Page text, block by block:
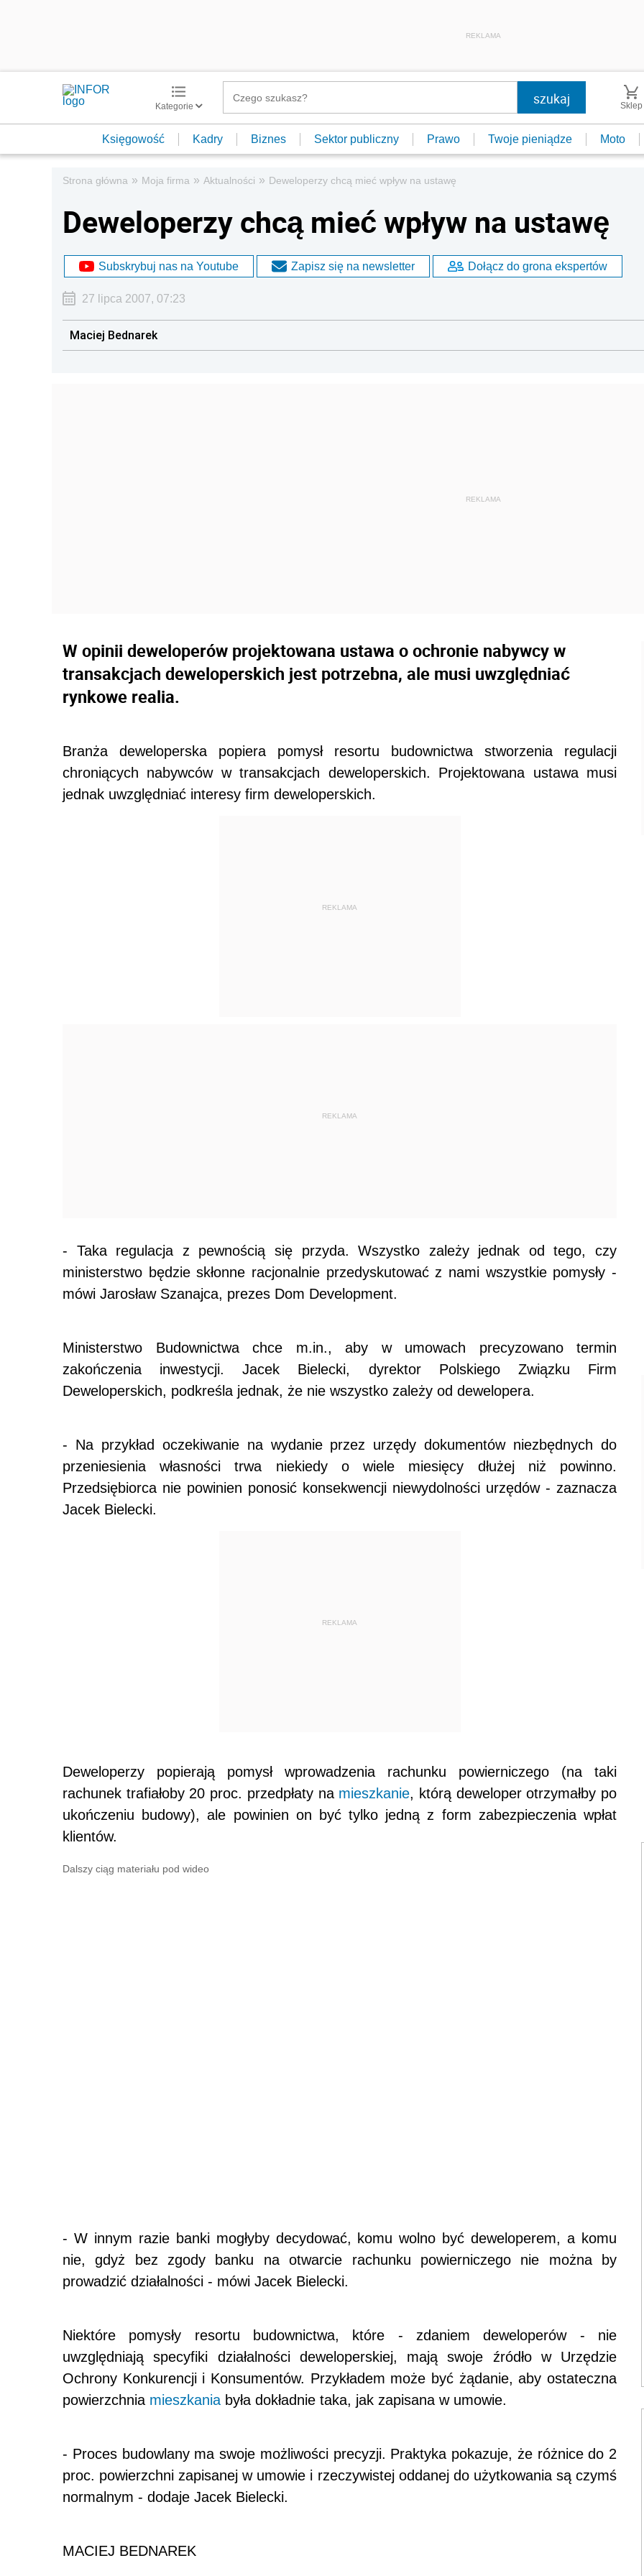
REKLAMA
Kategorie Sklep
Księgowość Kadry Biznes Sektor publiczny Prawo Twoje pieniądze Moto
Strona główna » Moja firma » Aktualności » Deweloperzy chcą mieć wpływ na ustawę
Deweloperzy chcą mieć wpływ na ustawę
Subskrybuj nas na Youtube Zapisz się na newsletter Dołącz do grona ekspertów
27 lipca 2007, 07:23
Maciej Bednarek
W opinii deweloperów projektowana ustawa o ochronie nabywcy w
transakcjach deweloperskich jest potrzebna, ale musi uwzględniać
rynkowe realia.
Branża deweloperska popiera pomysł resortu budownictwa stworzenia regulacji
chroniących nabywców w transakcjach deweloperskich. Projektowana ustawa musi
jednak uwzględniać interesy firm deweloperskich.
REKLAMA
REKLAMA
- Taka regulacja z pewnością się przyda. Wszystko zależy jednak od tego, czy
ministerstwo będzie skłonne racjonalnie przedyskutować z nami wszystkie pomysły -
mówi Jarosław Szanajca, prezes Dom Development.
Ministerstwo Budownictwa chce m.in., aby w umowach precyzowano termin
zakończenia inwestycji. Jacek Bielecki, dyrektor Polskiego Związku Firm
Deweloperskich, podkreśla jednak, że nie wszystko zależy od dewelopera.
- Na przykład oczekiwanie na wydanie przez urzędy dokumentów niezbędnych do
przeniesienia własności trwa niekiedy o wiele miesięcy dłużej niż powinno.
Przedsiębiorca nie powinien ponosić konsekwencji niewydolności urzędów - zaznacza
Jacek Bielecki.
REKLAMA
Deweloperzy popierają pomysł wprowadzenia rachunku powierniczego (na taki
rachunek trafiałoby 20 proc. przedpłaty na mieszkanie, którą deweloper otrzymałby po
ukończeniu budowy), ale powinien on być tylko jedną z form zabezpieczenia wpłat
klientów.
Dalszy ciąg materiału pod wideo
- W innym razie banki mogłyby decydować, komu wolno być deweloperem, a komu
nie, gdyż bez zgody banku na otwarcie rachunku powierniczego nie można by
prowadzić działalności - mówi Jacek Bielecki.
Niektóre pomysły resortu budownictwa, które - zdaniem deweloperów - nie
uwzględniają specyfiki działalności deweloperskiej, mają swoje źródło w Urzędzie
Ochrony Konkurencji i Konsumentów. Przykładem może być żądanie, aby ostateczna
powierzchnia mieszkania była dokładnie taka, jak zapisana w umowie.
- Proces budowlany ma swoje możliwości precyzji. Praktyka pokazuje, że różnice do 2
proc. powierzchni zapisanej w umowie i rzeczywistej oddanej do użytkowania są czymś
normalnym - dodaje Jacek Bielecki.
MACIEJ BEDNAREK